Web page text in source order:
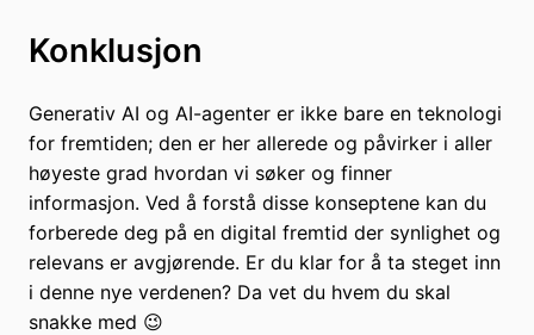
Konklusjon
Generativ AI og AI-agenter er ikke bare en teknologi
for fremtiden; den er her allerede og påvirker i aller
høyeste grad hvordan vi søker og finner
informasjon. Ved å forstå disse konseptene kan du
forberede deg på en digital fremtid der synlighet og
relevans er avgjørende. Er du klar for å ta steget inn
i denne nye verdenen? Da vet du hvem du skal
snakke med 😉